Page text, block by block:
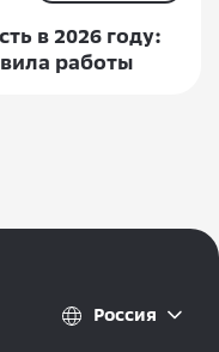
в 2026 году:
работы
Россия